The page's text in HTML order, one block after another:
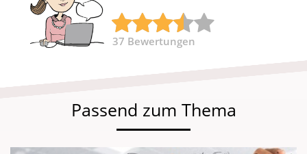
37 Bewertungen
Passend zum Thema